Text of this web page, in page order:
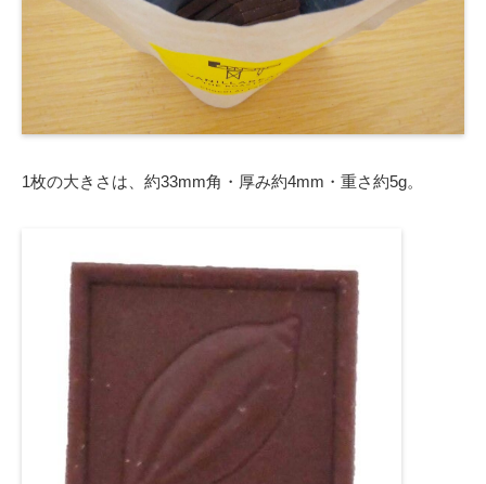
1枚の大きさは、約33mm角・厚み約4mm・重さ約5g。